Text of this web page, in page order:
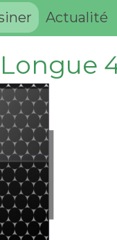
Actualité